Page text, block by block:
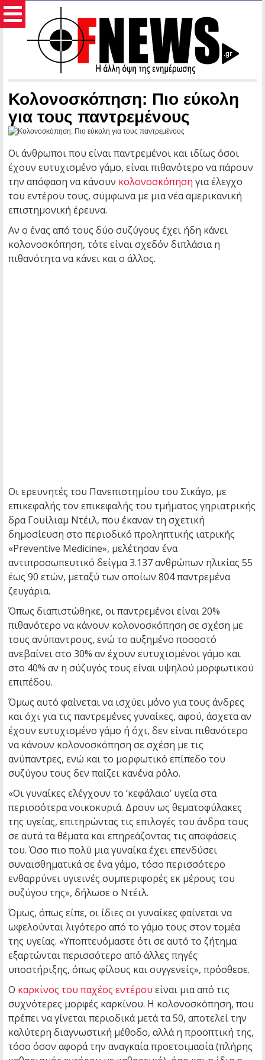
Κολονοσκόπηση: Πιο εύκολη
για τους παντρεμένους
Οι άνθρωποι που είναι παντρεμένοι και ιδίως όσοι
έχουν ευτυχισμένο γάμο, είναι πιθανότερο να πάρουν
την απόφαση να κάνουν κολονοσκόπηση για έλεγχο
του εντέρου τους, σύμφωνα με μια νέα αμερικανική
επιστημονική έρευνα.
Αν ο ένας από τους δύο συζύγους έχει ήδη κάνει
κολονοσκόπηση, τότε είναι σχεδόν διπλάσια η
πιθανότητα να κάνει και ο άλλος.
Οι ερευνητές του Πανεπιστημίου του Σικάγο, με
επικεφαλής τον επικεφαλής του τμήματος γηριατρικής
δρα Γουίλιαμ Ντέιλ, που έκαναν τη σχετική
δημοσίευση στο περιοδικό προληπτικής ιατρικής
«Preventive Medicine», μελέτησαν ένα
αντιπροσωπευτικό δείγμα 3.137 ανθρώπων ηλικίας 55
έως 90 ετών, μεταξύ των οποίων 804 παντρεμένα
ζευγάρια.
Όπως διαπιστώθηκε, οι παντρεμένοι είναι 20%
πιθανότερο να κάνουν κολονοσκόπηση σε σχέση με
τους ανύπαντρους, ενώ το αυξημένο ποσοστό
ανεβαίνει στο 30% αν έχουν ευτυχισμένοι γάμο και
στο 40% αν η σύζυγός τους είναι υψηλού μορφωτικού
επιπέδου.
Όμως αυτό φαίνεται να ισχύει μόνο για τους άνδρες
και όχι για τις παντρεμένες γυναίκες, αφού, άσχετα αν
έχουν ευτυχισμένο γάμο ή όχι, δεν είναι πιθανότερο
να κάνουν κολονοσκόπηση σε σχέση με τις
ανύπαντρες, ενώ και το μορφωτικό επίπεδο του
συζύγου τους δεν παίζει κανένα ρόλο.
«Οι γυναίκες ελέγχουν το ‘κεφάλαιο’ υγεία στα
περισσότερα νοικοκυριά. Δρουν ως θεματοφύλακες
της υγείας, επιτηρώντας τις επιλογές του άνδρα τους
σε αυτά τα θέματα και επηρεάζοντας τις αποφάσεις
του. Όσο πιο πολύ μια γυναίκα έχει επενδύσει
συναισθηματικά σε ένα γάμο, τόσο περισσότερο
ενθαρρύνει υγιεινές συμπεριφορές εκ μέρους του
συζύγου της», δήλωσε ο Ντέιλ.
Όμως, όπως είπε, οι ίδιες οι γυναίκες φαίνεται να
ωφελούνται λιγότερο από το γάμο τους στον τομέα
της υγείας. «Υποπτευόμαστε ότι σε αυτό το ζήτημα
εξαρτώνται περισσότερο από άλλες πηγές
υποστήριξης, όπως φίλους και συγγενείς», πρόσθεσε.
Ο καρκίνος του παχέος εντέρου είναι μια από τις
συχνότερες μορφές καρκίνου. Η κολονοσκόπηση, που
πρέπει να γίνεται περιοδικά μετά τα 50, αποτελεί την
καλύτερη διαγνωστική μέθοδο, αλλά η προοπτική της,
τόσο όσον αφορά την αναγκαία προετοιμασία (πλήρης